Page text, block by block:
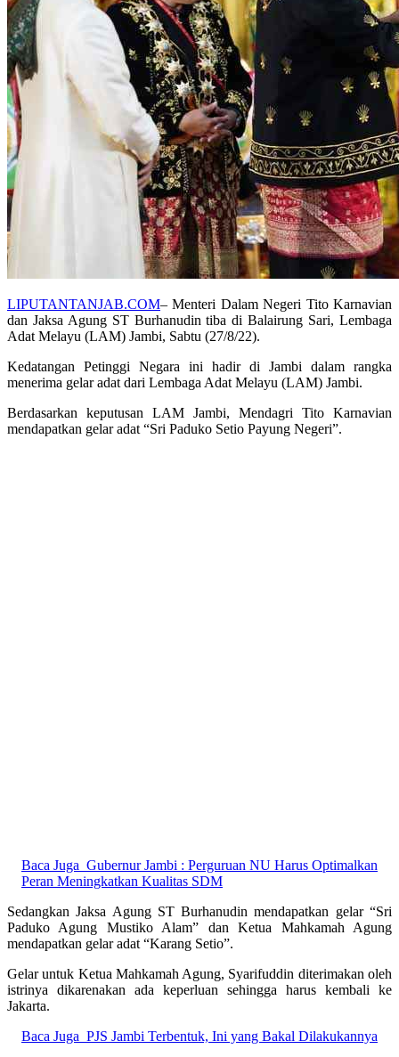
LIPUTANTANJAB.COM– Menteri Dalam Negeri Tito Karnavian
dan Jaksa Agung ST Burhanudin tiba di Balairung Sari, Lembaga
Adat Melayu (LAM) Jambi, Sabtu (27/8/22).
Kedatangan Petinggi Negara ini hadir di Jambi dalam rangka
menerima gelar adat dari Lembaga Adat Melayu (LAM) Jambi.
Berdasarkan keputusan LAM Jambi, Mendagri Tito Karnavian
mendapatkan gelar adat “Sri Paduko Setio Payung Negeri”.
Baca Juga Gubernur Jambi : Perguruan NU Harus Optimalkan
Peran Meningkatkan Kualitas SDM
Sedangkan Jaksa Agung ST Burhanudin mendapatkan gelar “Sri
Paduko Agung Mustiko Alam” dan Ketua Mahkamah Agung
mendapatkan gelar adat “Karang Setio”.
Gelar untuk Ketua Mahkamah Agung, Syarifuddin diterimakan oleh
istrinya dikarenakan ada keperluan sehingga harus kembali ke
Jakarta.
Baca Juga PJS Jambi Terbentuk, Ini yang Bakal Dilakukannya